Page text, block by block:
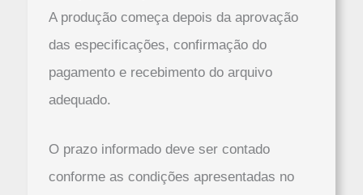
A produção começa depois da aprovação
das especificações, confirmação do
pagamento e recebimento do arquivo
adequado.
O prazo informado deve ser contado
conforme as condições apresentadas no